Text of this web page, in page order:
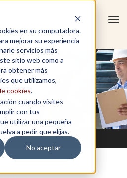
en su computadora.
mejorar su experiencia
servicios más
sitio web como a
obtener más
que utilizamos,
cookies.
cuando visites
con tus
utilizar una pequeña
a pedir que elijas.
No aceptar